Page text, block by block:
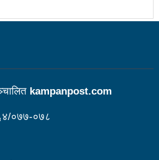
बने दैलेखका दिल बहादुर
kampanpost.com
०७७-०७८